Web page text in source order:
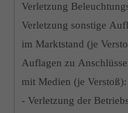
Verletzung
Verletzung sonstige
im Marktstand (je
Auflagen zu
mit Medien (je
- Verletzung der